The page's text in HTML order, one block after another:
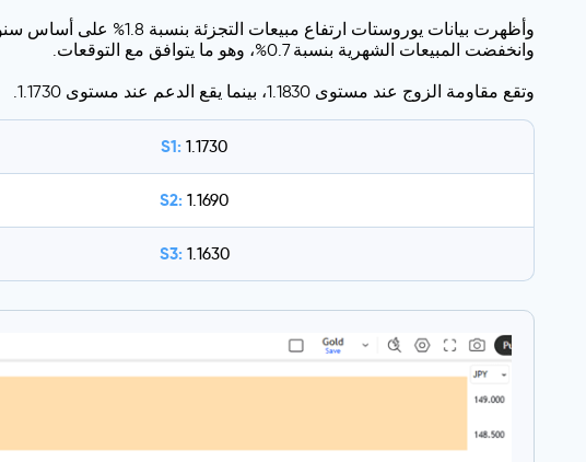
وانخفضت المبيعات الشهرية بنسبة 0.7%، وهو ما يتوافق مع التوقعات.
وتقع مقاومة الزوج عند مستوى 1.1830، بينما يقع الدعم عند مستوى 1.1730.
S1: 1.1730
S2: 1.1690
S3: 1.1630